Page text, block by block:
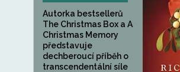
Autorka bestsellerů
The Christmas Box a A
Christmas Memory
představuje
dechberoucí příběh o
transcendentální síle